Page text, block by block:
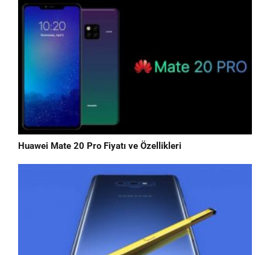
Huawei Mate 20 Pro Fiyatı ve Özellikleri